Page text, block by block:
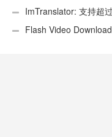
ImTranslator: 支持超
性不错Flash Video